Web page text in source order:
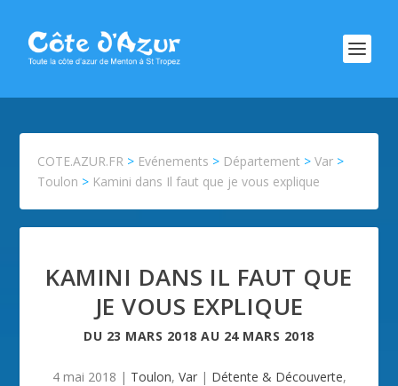
COTE.AZUR.FR > Evénements > Département >Var >
Toulon > Kamini dans Il faut que je vous explique
KAMINI DANS IL FAUT QUE
JE VOUS EXPLIQUE
DU 23 MARS 2018 AU 24 MARS 2018
4 mai 2018 | Toulon, Var| Détente & Découverte,